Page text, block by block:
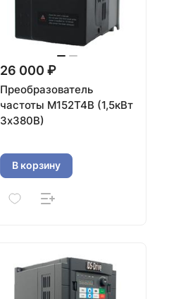
26 000 ₽
Преобразователь
частоты M152T4B (1,5кВт
3х380В)
В корзину